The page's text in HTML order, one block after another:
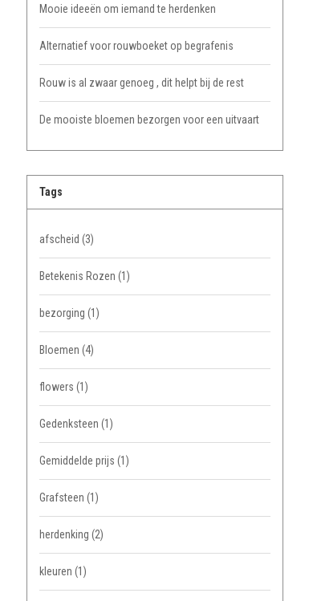
Mooie ideeën om iemand te herdenken
Alternatief voor rouwboeket op begrafenis
Rouw is al zwaar genoeg , dit helpt bij de rest
De mooiste bloemen bezorgen voor een uitvaart
Tags
afscheid (3)
Betekenis Rozen (1)
bezorging (1)
Bloemen (4)
flowers (1)
Gedenksteen (1)
Gemiddelde prijs (1)
Grafsteen (1)
herdenking (2)
kleuren (1)